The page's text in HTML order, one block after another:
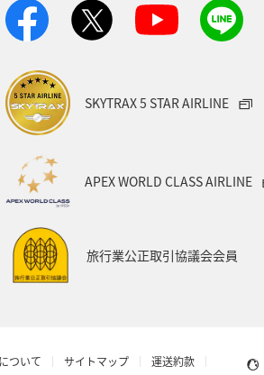
SKYTRAX 5 STAR AIRLINE
APEX WORLD CLASS AIRLINE
旅行業公正取引協議会会員
ついて サイトマップ
運送約款